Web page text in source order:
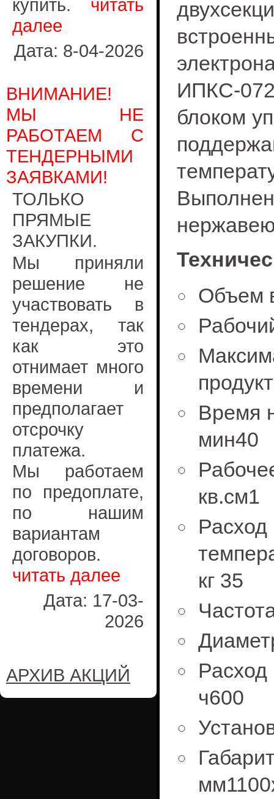
купить. читать
далее
Дата: 8-04-2026
ВНИМАНИЕ!
МЫ НЕ
РАБОТАЕМ С
ТЕНДЕРНЫМИ
ЗАЯВКАМИ!
ТОЛЬКО
ПРЯМЫЕ
ЗАКУПКИ.
Мы приняли
решение не
участвовать в
тендерах, так
как это
отнимает много
времени и
предполагает
отсрочку
платежа.
Мы работаем
по предоплате,
по нашим
вариантам
договоров.
читать далее
Дата: 17-03-
2026
АРХИВ АКЦИЙ
ИПКС-
блоком
Объем
Время
мин40
кв.см1
кг 35
ч600